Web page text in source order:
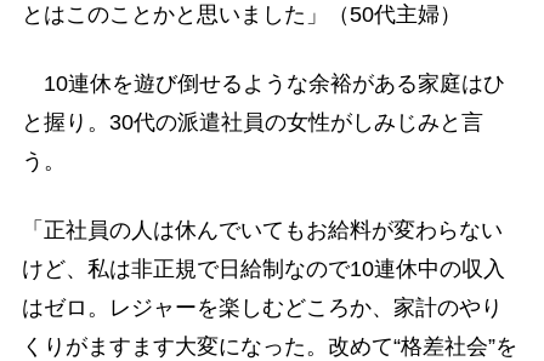
とはこのことかと思いました」（50代主婦）
10連休を遊び倒せるような余裕がある家庭はひ
と握り。30代の派遣社員の女性がしみじみと言
う。
「正社員の人は休んでいてもお給料が変わらない
けど、私は非正規で日給制なので10連休中の収入
はゼロ。レジャーを楽しむどころか、家計のやり
くりがますます大変になった。改めて“格差社会”を